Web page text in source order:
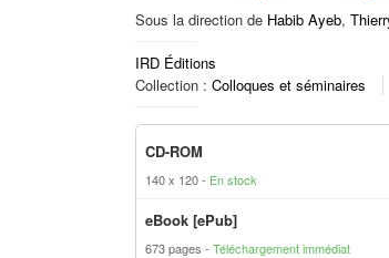
Sous la direction de Habib Ayeb,
IRD Éditions
Collection : Colloques et séminaires
CD-ROM
140 x 120 En stock
eBook [ePub]
673 pages Téléchargement immédiat